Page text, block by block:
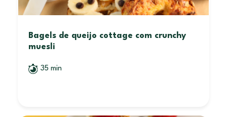
Bagels de queijo cottage com crunchy
muesli
35 min